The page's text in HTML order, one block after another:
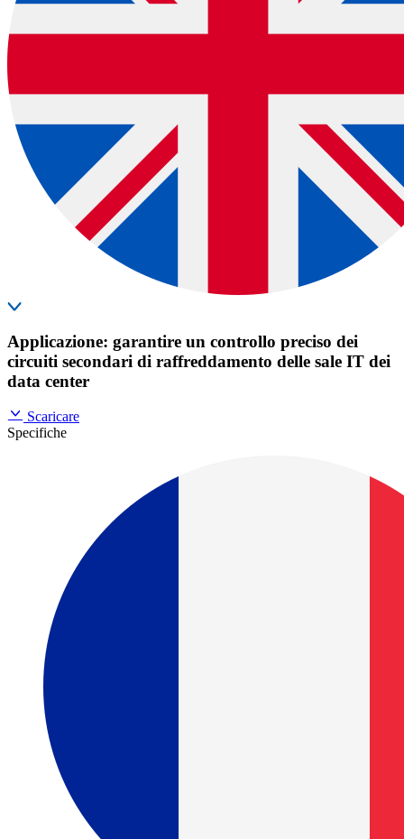
Applicazione: garantire un controllo preciso dei
circuiti secondari di raffreddamento delle sale IT dei
data center
Scaricare
Specifiche